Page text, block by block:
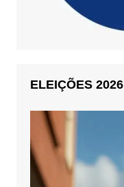
ELEIÇÕES 2026